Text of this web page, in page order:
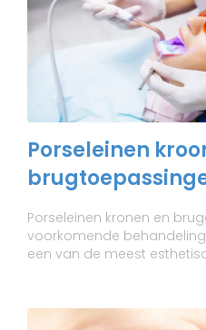
Porseleinen
Porseleinen kronen en
voorkomende
een van de meest